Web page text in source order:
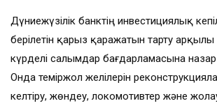
Дүниежүзілік банктің инвестициялық
берілетін қарыз қаражатын тарту
күрделі салымдар бағдарламасына
Онда теміржол желілерін
келтіру, жөндеу, локомотивтер және